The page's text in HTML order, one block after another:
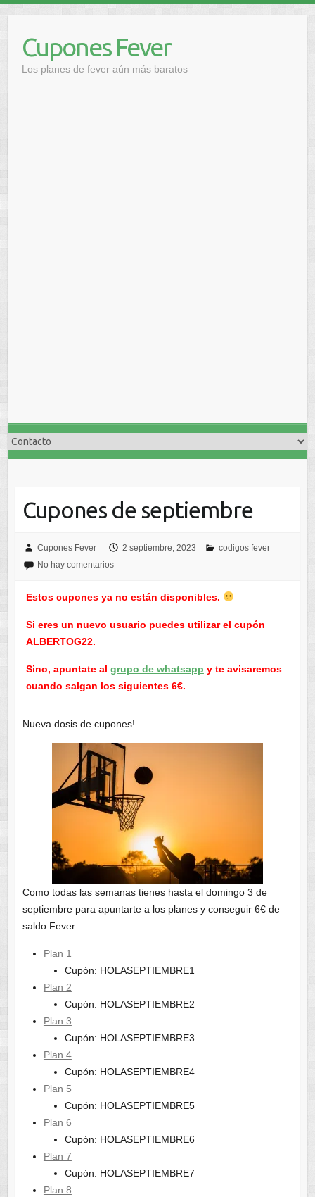
contenidoCupones Fever
Los planes de fever aún más baratos
Cupones de septiembre
Cupones Fever 2 septiembre, 2023
codigos fever
No hay comentarios
Estos cupones ya no están disponibles.
Si eres un nuevo usuario puedes utilizar el cupón
ALBERTOG22.
Sino, apuntate al grupo de whatsapp y te avisaremos
cuando salgan los siguientes 6€.
Nueva dosis de cupones!
Como todas las semanas tienes hasta el domingo 3 de
septiembre para apuntarte a los planes y conseguir 6€ de
saldo Fever.
Plan 1
Cupón: HOLASEPTIEMBRE1
Plan 2
Cupón: HOLASEPTIEMBRE2
Plan 3
Cupón: HOLASEPTIEMBRE3
Plan 4
Cupón: HOLASEPTIEMBRE4
Plan 5
Cupón: HOLASEPTIEMBRE5
Plan 6
Cupón: HOLASEPTIEMBRE6
Plan 7
Cupón: HOLASEPTIEMBRE7
Plan 8